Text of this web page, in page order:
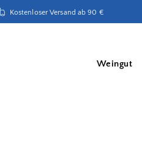
Kostenloser Versand ab 90 €
Weingut